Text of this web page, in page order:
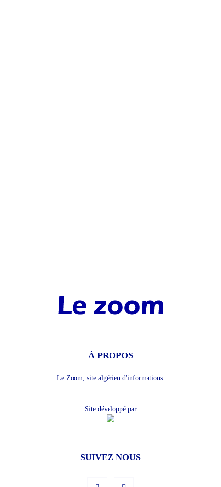
À PROPOS
Le Zoom, site algérien d'informations.
Site développé par
SUIVEZ NOUS